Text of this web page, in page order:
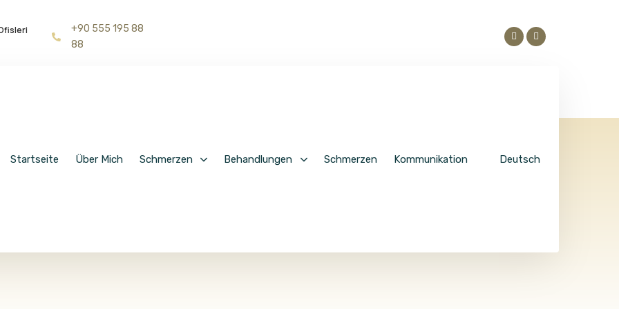
+90 555 195 88
88
Startseite Über Mich Schmerzen Behandlungen Schmerzen Kommunikation Deutsch